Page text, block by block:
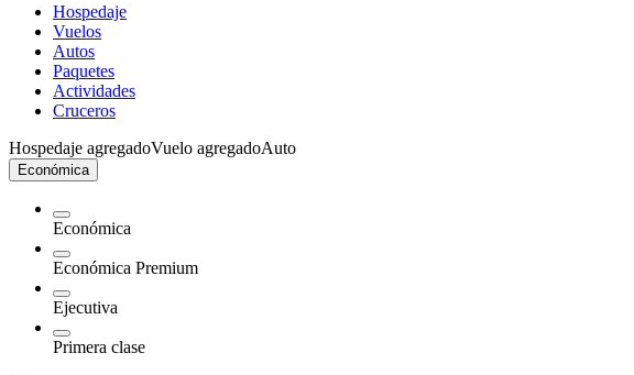
Hospedaje
Vuelos
Autos
Paquetes
Actividades
Cruceros
Hospedaje agregadoVuelo agregadoAuto
Económica
Económica
Económica Premium
Ejecutiva
Primera clase